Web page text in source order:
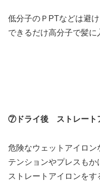
低分子のＰPTなどは避け
できるだけ高分子で髪に
⑦ドライ後 ストレート
危険なウェットアイロン
テンションやプレスもか
ストレートアイロンをす